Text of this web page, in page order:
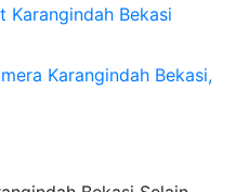
Karangindah Bekasi
Karangindah Bekasi,